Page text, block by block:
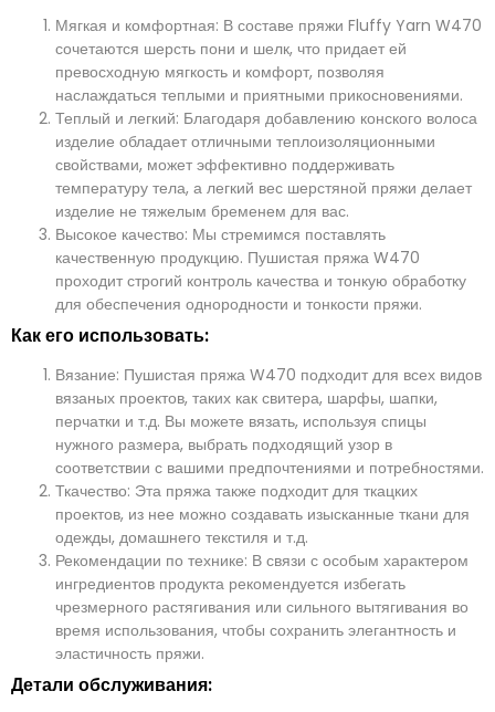
Мягкая и комфортная: В составе пряжи Fluffy Yarn W470
сочетаются шерсть пони и шелк, что придает ей
превосходную мягкость и комфорт, позволяя
наслаждаться теплыми и приятными прикосновениями.
Теплый и легкий: Благодаря добавлению конского волоса
изделие обладает отличными теплоизоляционными
свойствами, может эффективно поддерживать
температуру тела, а легкий вес шерстяной пряжи делает
изделие не тяжелым бременем для вас.
Высокое качество: Мы стремимся поставлять
качественную продукцию. Пушистая пряжа W470
проходит строгий контроль качества и тонкую обработку
для обеспечения однородности и тонкости пряжи.
Как его использовать:
Вязание: Пушистая пряжа W470 подходит для всех видов
вязаных проектов, таких как свитера, шарфы, шапки,
перчатки и т.д. Вы можете вязать, используя спицы
нужного размера, выбрать подходящий узор в
соответствии с вашими предпочтениями и потребностями.
Ткачество: Эта пряжа также подходит для ткацких
проектов, из нее можно создавать изысканные ткани для
одежды, домашнего текстиля и т.д.
Рекомендации по технике: В связи с особым характером
ингредиентов продукта рекомендуется избегать
чрезмерного растягивания или сильного вытягивания во
время использования, чтобы сохранить элегантность и
эластичность пряжи.
Детали обслуживания: